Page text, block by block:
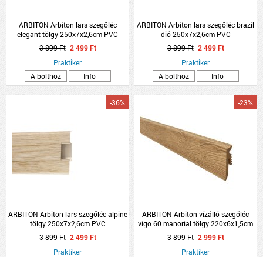
ARBITON Arbiton lars szegőléc
elegant tölgy 250x7x2,6cm PVC
3 899 Ft 2 499 Ft
Praktiker
A bolthoz
Info
ARBITON Arbiton lars szegőléc brazil
dió 250x7x2,6cm PVC
3 899 Ft 2 499 Ft
Praktiker
A bolthoz
Info
ARBITON Arbiton lars szegőléc alpine
tölgy 250x7x2,6cm PVC
-36%
3 899 Ft 2 499 Ft
Praktiker
ARBITON Arbiton vízálló szegőléc
vigo 60 manorial tölgy 220x6x1,5cm
-23%
3 899 Ft 2 999 Ft
Praktiker